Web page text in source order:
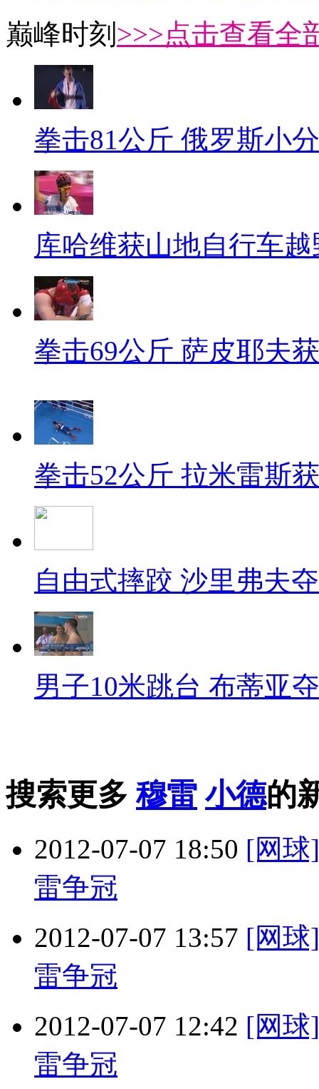
巅峰时刻 >>>点击查看全
拳击81公斤 俄罗斯小
库哈维获山地自行车
拳击69公斤 萨皮耶夫
拳击52公斤 拉米雷斯
自由式摔跤 沙里弗夫
男子10米跳台 布蒂亚
搜索更多穆雷 小德的
2012-07-07 18:50 [网球
雷争冠
2012-07-07 13:57 [网球
雷争冠
2012-07-07 12:42 [网球
雷争冠